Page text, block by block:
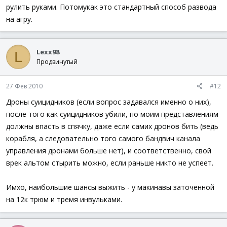
рулить руками. Потомукак это стандартный способ развода
на агру.
L Lexx98
Продвинутый
27 Фев 2010 #12
Дроны суицидников (если вопрос задавался именно о них),
после того как суицидников убили, по моим представлениям
должны впасть в спячку, даже если самих дронов бить (ведь
корабля, а следовательно того самого бандвич канала
управления дронами больше нет), и соответственно, свой
врек альтом стырить можно, если раньше никто не успеет.
Имхо, наибольшие шансы выжить - у макинавы заточенной
на 12к трюм и тремя инвульками.